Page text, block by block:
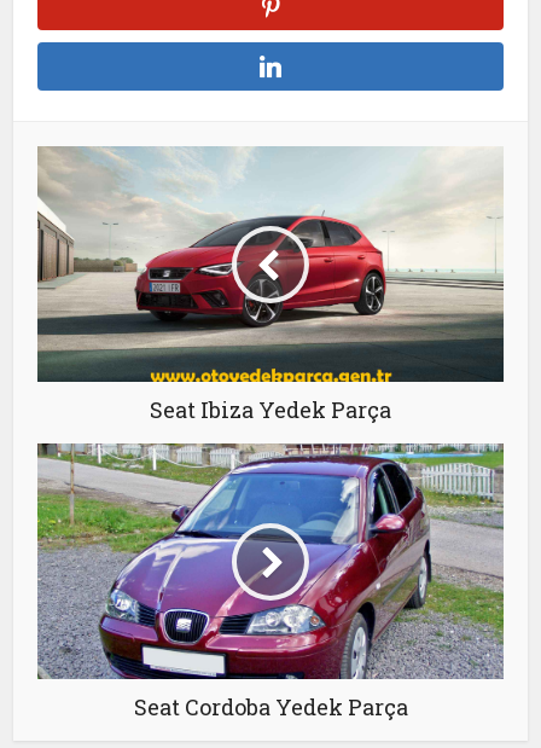
Seat Ibiza Yedek Parça
Seat Cordoba Yedek Parça